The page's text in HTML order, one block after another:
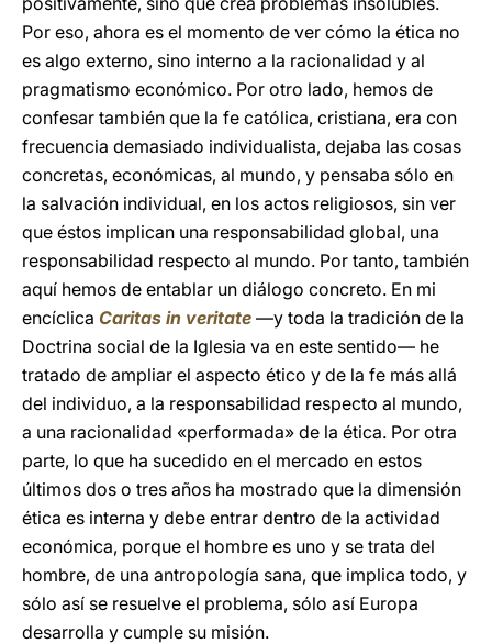
Por eso, ahora es el momento de ver cómo la ética no
es algo externo, sino interno a la racionalidad y al
pragmatismo económico. Por otro lado, hemos de
confesar también que la fe católica, cristiana, era con
frecuencia demasiado individualista, dejaba las cosas
concretas, económicas, al mundo, y pensaba sólo en
la salvación individual, en los actos religiosos, sin ver
que éstos implican una responsabilidad global, una
responsabilidad respecto al mundo. Por tanto, también
aquí hemos de entablar un diálogo concreto. En mi
encíclica Caritas in veritate —y toda la tradición de la
Doctrina social de la Iglesia va en este sentido— he
tratado de ampliar el aspecto ético y de la fe más allá
del individuo, a la responsabilidad respecto al mundo,
a una racionalidad «performada» de la ética. Por otra
parte, lo que ha sucedido en el mercado en estos
últimos dos o tres años ha mostrado que la dimensión
ética es interna y debe entrar dentro de la actividad
económica, porque el hombre es uno y se trata del
hombre, de una antropología sana, que implica todo, y
sólo así se resuelve el problema, sólo así Europa
desarrolla y cumple su misión.